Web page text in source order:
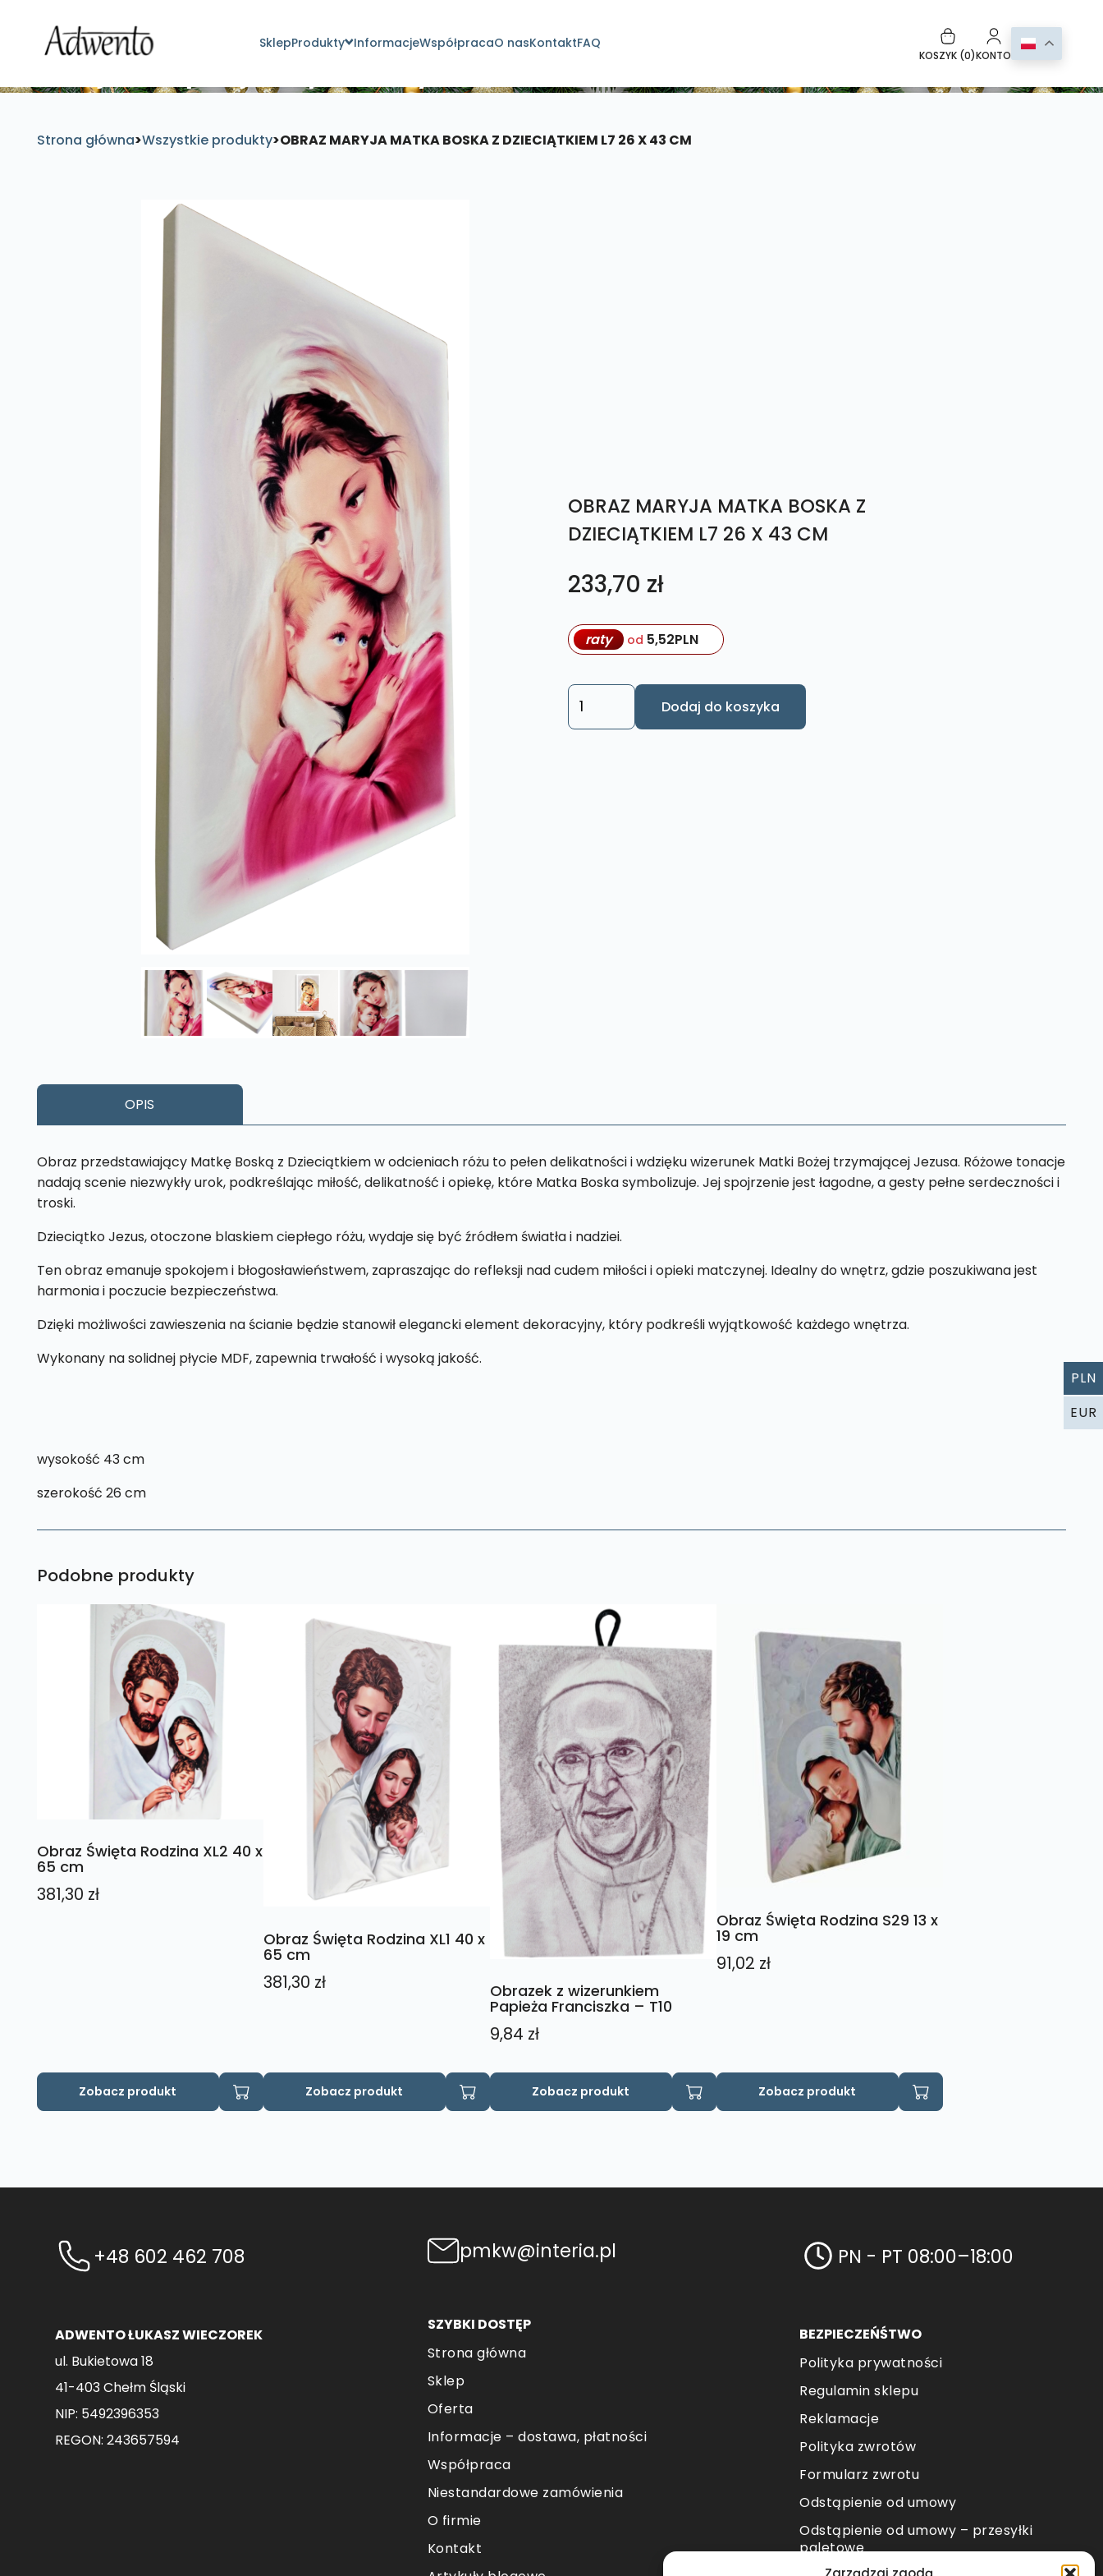
SklepProdukty InformacjeWspółpracaO nasKontaktFAQ
KOSZYK (0)KONTO
Strona główna>Wszystkie produkty>OBRAZ MARYJA MATKA BOSKA Z DZIECIĄTKIEM L7 26 X 43 CM
OBRAZ MARYJA MATKA BOSKA Z
DZIECIĄTKIEM L7 26 X 43 CM
233,70 zł
raty od 5,52PLN
ilość
OBRAZ
Dodaj do koszyka
OPIS
Obraz przedstawiający Matkę Boską z Dzieciątkiem w odcieniach różu to pełen delikatności i wdzięku wizerunek Matki Bożej trzymającej Jezusa. Różowe tonacje
nadają scenie niezwykły urok, podkreślając miłość, delikatność i opiekę, które Matka Boska symbolizuje. Jej spojrzenie jest łagodne, a gesty pełne serdeczności i
troski.
Dzieciątko Jezus, otoczone blaskiem ciepłego różu, wydaje się być źródłem światła i nadziei.
Ten obraz emanuje spokojem i błogosławieństwem, zapraszając do refleksji nad cudem miłości i opieki matczynej. Idealny do wnętrz, gdzie poszukiwana jest
harmonia i poczucie bezpieczeństwa.
Dzięki możliwości zawieszenia na ścianie będzie stanowił elegancki element dekoracyjny, który podkreśli wyjątkowość każdego wnętrza.
Wykonany na solidnej płycie MDF, zapewnia trwałość i wysoką jakość.
wysokość 43 cm
szerokość 26 cm
Podobne produkty
Obraz Święta Rodzina XL2 40 x
65 cm
381,30 zł
Zobacz produkt
Obraz Święta Rodzina XL1 40 x
65 cm
381,30 zł
Zobacz produkt
Obrazek z wizerunkiem
Papieża Franciszka – T10
9,84 zł
Zobacz produkt
Obraz Święta Rodzina S29 13 x
19 cm
91,02 zł
Zobacz produkt
+48 602 462 708
ADWENTO ŁUKASZ WIECZOREK
ul. Bukietowa 18
41-403 Chełm Śląski
NIP: 5492396353
REGON: 243657594
pmkw@interia.pl
SZYBKI DOSTĘP
Strona główna
Sklep
Oferta
Informacje – dostawa, płatności
Współpraca
Niestandardowe zamówienia
O firmie
Kontakt
PN - PT 08:00–18:00
BEZPIECZEŃŚTWO
Polityka prywatności
Regulamin sklepu
Reklamacje
Polityka zwrotów
Formularz zwrotu
Odstąpienie od umowy
Odstąpienie od umowy – przesyłki
paletowe
PLN
EUR